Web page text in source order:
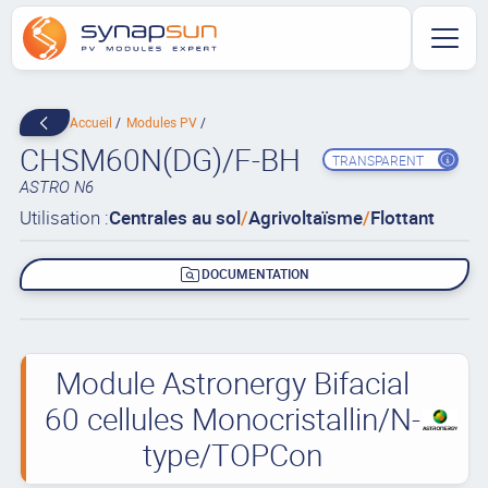
Accueil Modules PV
CHSM60N(DG)/F-BH TRANSPARENT
ASTRO N6
Utilisation :Centrales au sol/Agrivoltaïsme/Flottant
DOCUMENTATION
Module Astronergy Bifacial
60 cellules Monocristallin/N-
type/TOPCon